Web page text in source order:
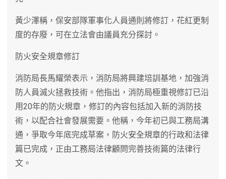
黃少澤稱，保安部隊軍事化人員通則將修訂，花紅更制
度的存廢，可在立法會由議員充分探討。
防火安全規章修訂
消防局長馬耀榮表示，消防局將興建培訓基地，加強消
防人員滅火拯救技術。他指出，消防局極重視修訂已沿
用20年的防火規章，修訂的內容包括加入新的消防技
術，以配合社會發展需要。他稱，今年初已與工務局溝
通，爭取今年底完成草案，防火安全規章的行政和法律
篇已完成，正由工務局法律顧問完善技術篇的法律行
文。